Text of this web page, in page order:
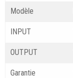
Modèle
INPUT
OUTPUT
Garantie